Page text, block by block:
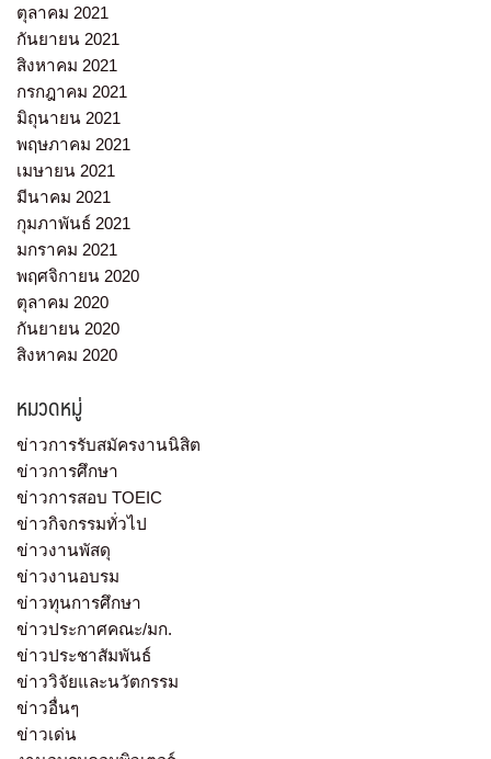
ตุลาคม 2021
กันยายน 2021
สิงหาคม 2021
กรกฎาคม 2021
มิถุนายน 2021
พฤษภาคม 2021
เมษายน 2021
มีนาคม 2021
กุมภาพันธ์ 2021
มกราคม 2021
พฤศจิกายน 2020
ตุลาคม 2020
กันยายน 2020
สิงหาคม 2020
หมวดหมู่
ข่าวการรับสมัครงานนิสิต
ข่าวการศึกษา
ข่าวการสอบ TOEIC
ข่าวกิจกรรมทั่วไป
ข่าวงานพัสดุ
ข่าวงานอบรม
ข่าวทุนการศึกษา
ข่าวประกาศคณะ/มก.
ข่าวประชาสัมพันธ์
ข่าววิจัยและนวัตกรรม
ข่าวอื่นๆ
ข่าวเด่น